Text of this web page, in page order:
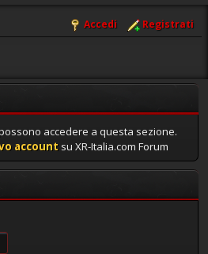
Accedi Registrati
accedere a questa sezione.
account su XR-Italia.com Forum